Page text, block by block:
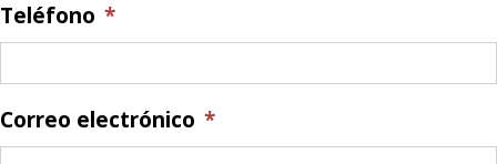
Teléfono *
Correo electrónico *